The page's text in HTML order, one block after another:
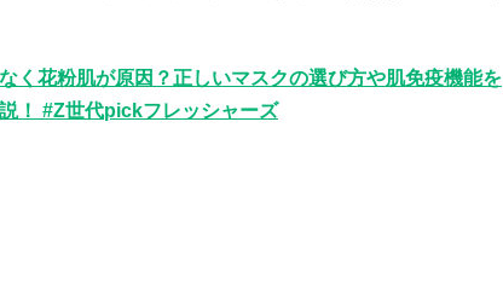
く花粉肌が原因？正しいマスクの選び方や肌免疫機能を
！ #Z世代pickフレッシャーズ